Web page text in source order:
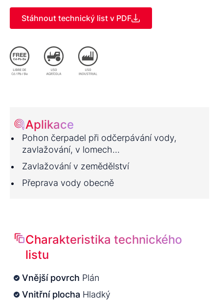
Stáhnout technický list v PDF
Aplikace
Pohon čerpadel při odčerpávání vody,
zavlažování, v lomech...
Zavlažování v zemědělství
Přeprava vody obecně
Charakteristika technického
listu
Vnější povrch Plán
Vnitřní plocha Hladký